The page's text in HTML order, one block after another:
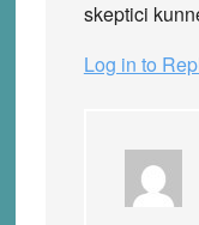
skeptici
Log in to